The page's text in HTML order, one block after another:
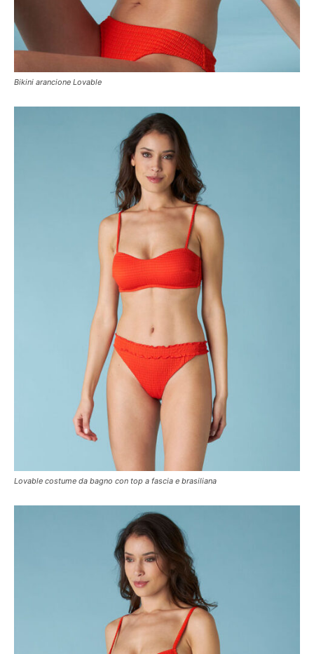
Bikini arancione Lovable
Lovable costume da bagno con top a fascia e brasiliana